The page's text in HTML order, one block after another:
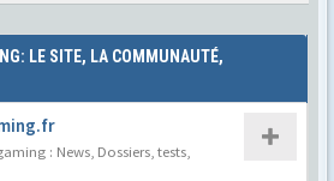
LE SITE, LA COMMUNAUTÉ,
: News, Dossiers, tests,